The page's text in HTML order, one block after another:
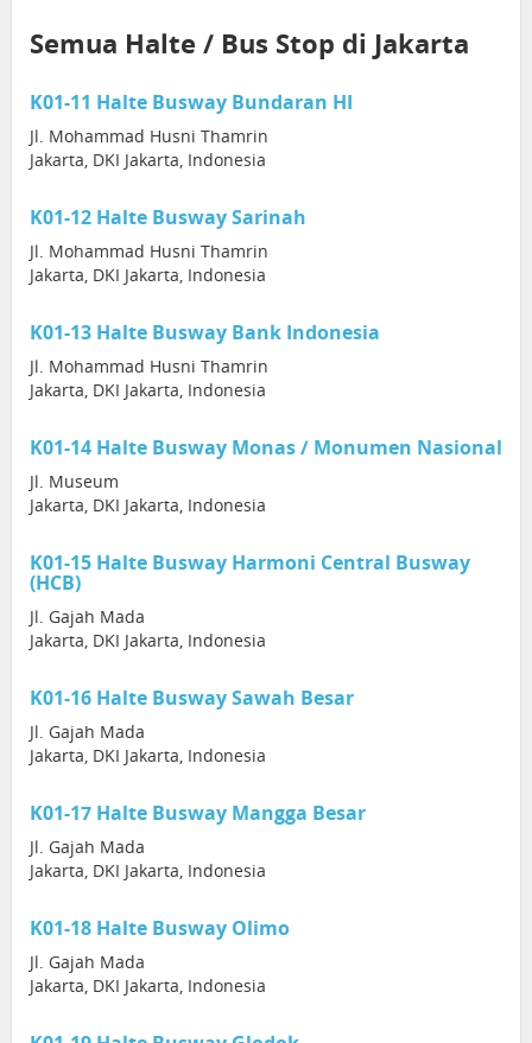
Semua Halte / Bus Stop di Jakarta
K01-11 Halte Busway Bundaran HI
Jl. Mohammad Husni Thamrin
Jakarta, DKI Jakarta, Indonesia
K01-12 Halte Busway Sarinah
Jl. Mohammad Husni Thamrin
Jakarta, DKI Jakarta, Indonesia
K01-13 Halte Busway Bank Indonesia
Jl. Mohammad Husni Thamrin
Jakarta, DKI Jakarta, Indonesia
K01-14 Halte Busway Monas / Monumen Nasional
Jl. Museum
Jakarta, DKI Jakarta, Indonesia
K01-15 Halte Busway Harmoni Central Busway
(HCB)
Jl. Gajah Mada
Jakarta, DKI Jakarta, Indonesia
K01-16 Halte Busway Sawah Besar
Jl. Gajah Mada
Jakarta, DKI Jakarta, Indonesia
K01-17 Halte Busway Mangga Besar
Jl. Gajah Mada
Jakarta, DKI Jakarta, Indonesia
K01-18 Halte Busway Olimo
Jl. Gajah Mada
Jakarta, DKI Jakarta, Indonesia